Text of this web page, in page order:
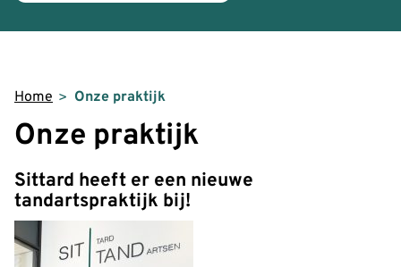
Home Onze praktijk
Onze praktijk
Sittard heeft er een nieuwe
tandartspraktijk bij!